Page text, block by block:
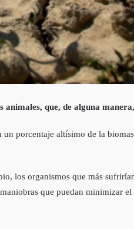
que, de alguna
porcentaje altísimo de la
los organismos que más
que puedan minimizar